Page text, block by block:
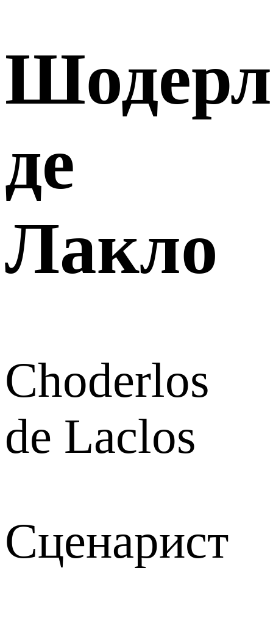
де
Лакло
Choderlos
de Laclos
Сценарист